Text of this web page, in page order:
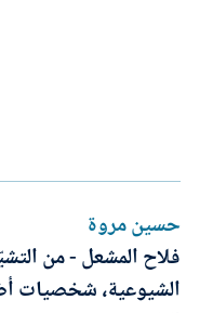
حسين مروة
فلاح المشعل - من
الشيوعية، شخصيات